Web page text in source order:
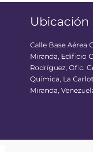
Ubicación
Calle Base Aérea
Miranda, Edificio
Rodríguez, Ofic.
Química, La
Miranda,